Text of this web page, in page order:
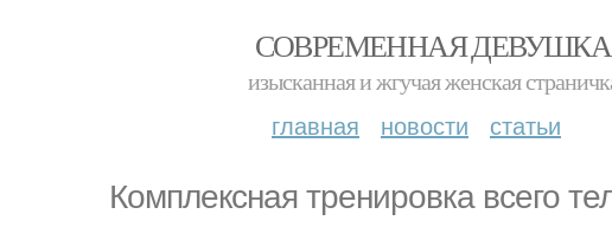
СОВРЕМЕННАЯ ДЕВУШКА
изысканная и жгучая женская
главная новости статьи
Комплексная тренировка всего